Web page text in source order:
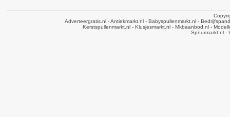
Adverteergratis.nl - Antiekmarkt.nl - Babyspullenmarkt.nl -
Kerstspullenmarkt.nl - Klusjesmarkt.nl - Mkbaanbod.nl -
Speurmarkt.nl -